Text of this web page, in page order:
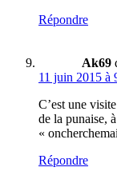
Répondre
Ak69
11 juin 2015 à
C’est une
de la punaise,
«
Répondre